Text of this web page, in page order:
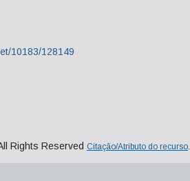
10183/128149
Rights Reserved Citação/Atributo do recurso.